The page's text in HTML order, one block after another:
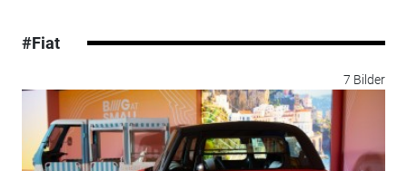
#Fiat
7 Bilder